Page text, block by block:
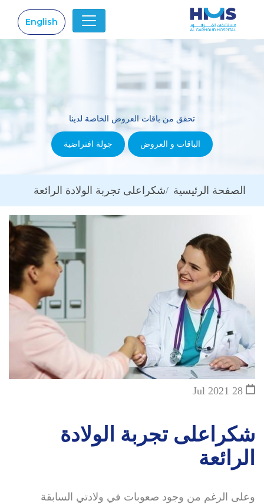
English
تحقق من باقات العروض الخاصة لدينا
الباقات و العروض جولة افتراضية
الصفحة الرئيسية شكراعلى تجربة الولادة الرائعة
شكراعلى تجربة الولادة
الرائعة
وعلى الرغم من وجود صعوبات في ولادتي السابقة